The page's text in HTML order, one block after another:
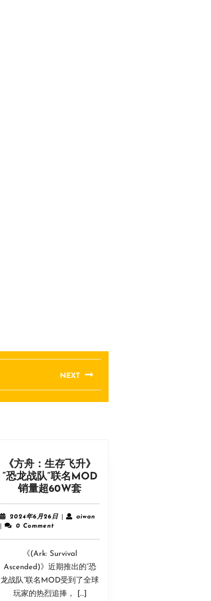
NEXT
《方舟：生存飞升》
“恐龙战队”联名MOD
销量超60W套《方
生
飞
“恐
龙
2024年6月26日2024
26
日
aiwanaiwan
0 Comment
《(Ark: Survival
Ascended)》近期推出的“恐
龙战队”联名MOD受到了全球
玩家的热烈追捧， […]